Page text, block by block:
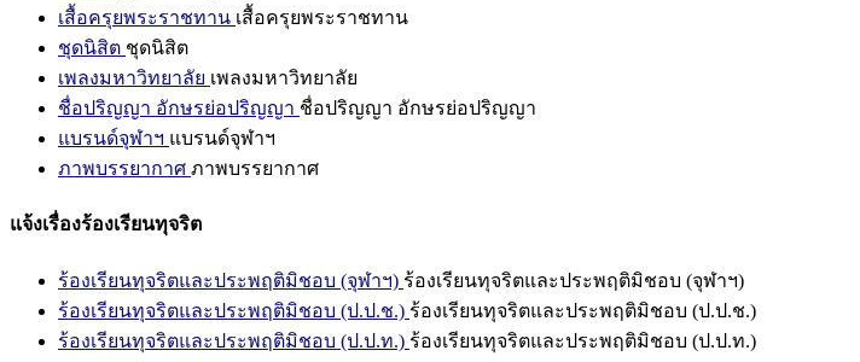
เสื้อครุยพระราชทาน เสื้อครุยพระราชทาน
ชุดนิสิต ชุดนิสิต
เพลงมหาวิทยาลัย เพลงมหาวิทยาลัย
ชื่อปริญญา อักษรย่อปริญญา ชื่อปริญญา อักษรย่อปริญญา
แบรนด์จุฬาฯ แบรนด์จุฬาฯ
ภาพบรรยากาศ ภาพบรรยากาศ
แจ้งเรื่องร้องเรียนทุจริต
ร้องเรียนทุจริตและประพฤติมิชอบ (จุฬาฯ) ร้องเรียนทุจริตและประพฤติมิชอบ (จุฬาฯ)
ร้องเรียนทุจริตและประพฤติมิชอบ (ป.ป.ช.) ร้องเรียนทุจริตและประพฤติมิชอบ (ป.ป.ช.)
ร้องเรียนทุจริตและประพฤติมิชอบ (ป.ป.ท.) ร้องเรียนทุจริตและประพฤติมิชอบ (ป.ป.ท.)